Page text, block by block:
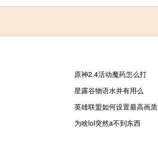
原神2.4活动魔药怎么打
星露谷物语水井有用么
英雄联盟如何设置最高画质
为啥lol突然a不到东西